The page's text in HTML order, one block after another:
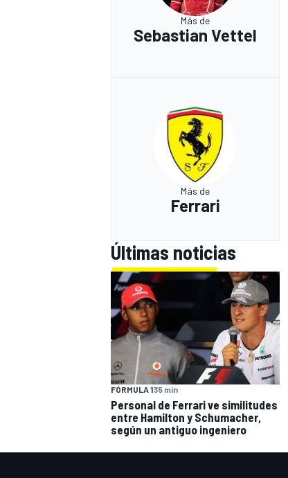
Más de
Sebastian Vettel
Más de
Ferrari
Últimas noticias
FÓRMULA 135 min
Personal de Ferrari ve similitudes
entre Hamilton y Schumacher,
según un antiguo ingeniero